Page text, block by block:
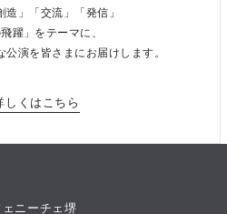
」「交流」「発信」
躍」をテーマに、
演を皆さまにお届けします。
しくはこちら
ェニーチェ堺